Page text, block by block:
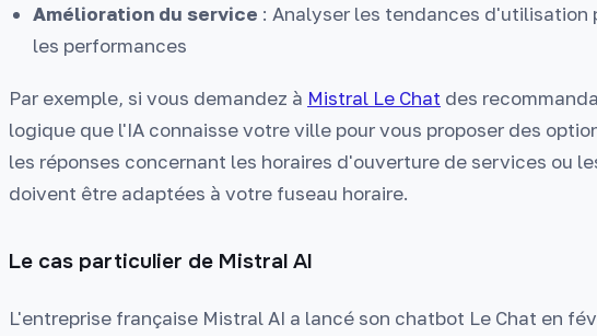
Amélioration du service : Analyser les tendances d'utilisation
les performances
Par exemple, si vous demandez à Mistral Le Chat des
logique que l'IA connaisse votre ville pour vous proposer des
les réponses concernant les horaires d'ouverture de services ou
doivent être adaptées à votre fuseau horaire.
Le cas particulier de Mistral AI
L'entreprise française Mistral AI a lancé son chatbot Le Chat en